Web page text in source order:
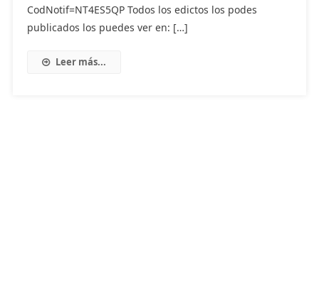
CodNotif=NT4ES5QP Todos los edictos los podes
publicados los puedes ver en: […]
Leer más...